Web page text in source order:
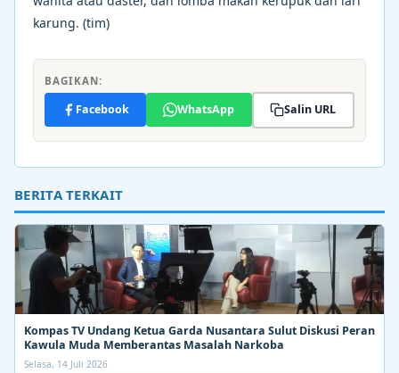
karung. (tim)
BAGIKAN:
Facebook WhatsApp Salin URL
BERITA TERKAIT
Kompas TV Undang Ketua Garda Nusantara Sulut Diskusi Peran
Kawula Muda Memberantas Masalah Narkoba
Selasa, 14 Juli 2026